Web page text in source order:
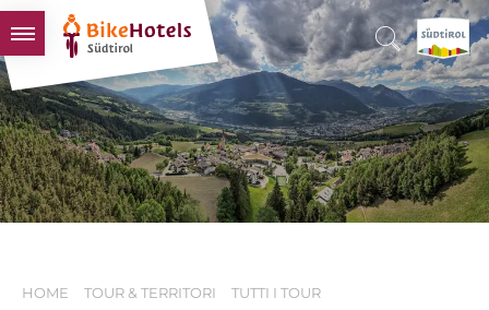
BIKEHOTELS
HOTELS & PACCHETTI
TOUR & TERRITORI
L'ALTO ADIGE & NOI
HOME TOUR & TERRITORI TUTTI I TOUR